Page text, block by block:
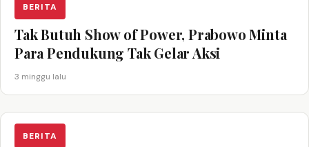
BERITA
Tak Butuh Show of Power, Prabowo Minta
Para Pendukung Tak Gelar Aksi
3 minggu lalu
BERITA